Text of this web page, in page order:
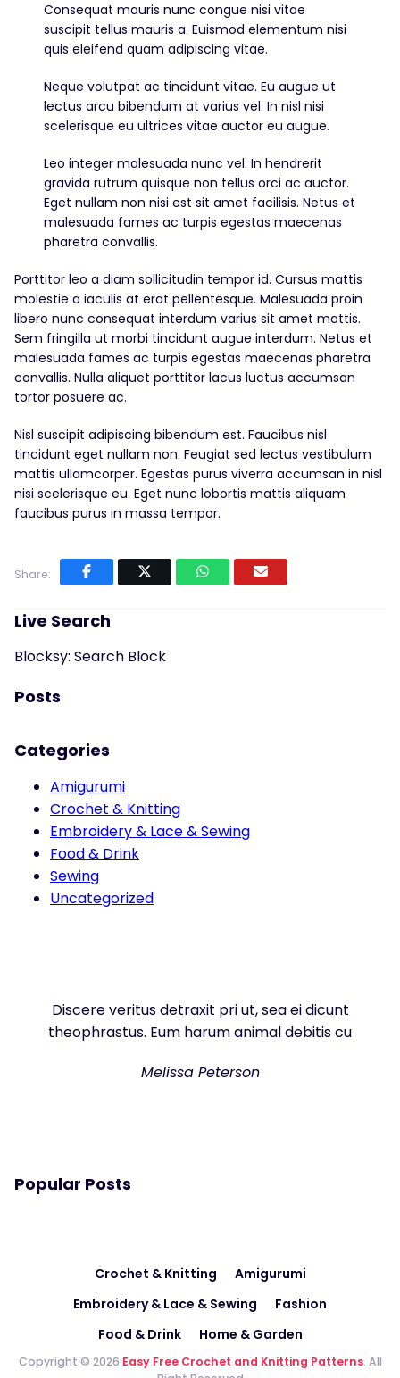
Consequat mauris nunc congue nisi vitae
suscipit tellus mauris a. Euismod elementum nisi
quis eleifend quam adipiscing vitae.
Neque volutpat ac tincidunt vitae. Eu augue ut
lectus arcu bibendum at varius vel. In nisl nisi
scelerisque eu ultrices vitae auctor eu augue.
Leo integer malesuada nunc vel. In hendrerit
gravida rutrum quisque non tellus orci ac auctor.
Eget nullam non nisi est sit amet facilisis. Netus et
malesuada fames ac turpis egestas maecenas
pharetra convallis.
Porttitor leo a diam sollicitudin tempor id. Cursus mattis
molestie a iaculis at erat pellentesque. Malesuada proin
libero nunc consequat interdum varius sit amet mattis.
Sem fringilla ut morbi tincidunt augue interdum. Netus et
malesuada fames ac turpis egestas maecenas pharetra
convallis. Nulla aliquet porttitor lacus luctus accumsan
tortor posuere ac.
Nisl suscipit adipiscing bibendum est. Faucibus nisl
tincidunt eget nullam non. Feugiat sed lectus vestibulum
mattis ullamcorper. Egestas purus viverra accumsan in nisl
nisi scelerisque eu. Eget nunc lobortis mattis aliquam
faucibus purus in massa tempor.
Share:
Live Search
Blocksy: Search Block
Posts
Categories
Amigurumi
Crochet & Knitting
Embroidery & Lace & Sewing
Food & Drink
Sewing
Uncategorized
Discere veritus detraxit pri ut, sea ei dicunt
theophrastus. Eum harum animal debitis cu
Melissa Peterson
Popular Posts
Crochet & Knitting
Amigurumi
Embroidery & Lace & Sewing
Fashion
Food & Drink
Home & Garden
Copyright © 2026 Easy Free Crochet and Knitting Patterns. All